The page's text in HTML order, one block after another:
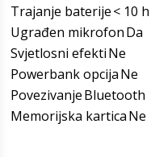
Trajanje baterije< 10 h
Ugrađen mikrofonDa
Svjetlosni efektiNe
Powerbank opcijaNe
PovezivanjeBluetooth
Memorijska karticaNe